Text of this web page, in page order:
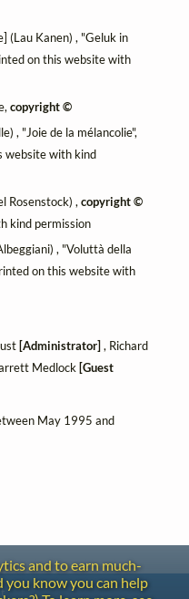
(Lau Kanen) , "Geluk in
on this website with
copyright ©
, "Joie de la mélancolie",
website with kind
Rosenstock) ,copyright ©
kind permission
, "Voluttà della
on this website with
[Administrator] , Richard
Medlock [Guest
May 1995 and
and to earn much-
you know you can help